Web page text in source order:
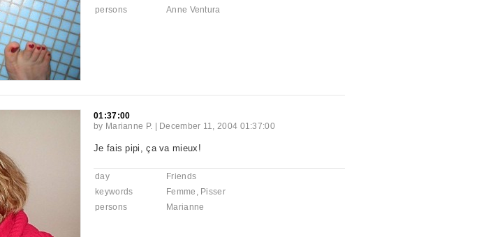
persons
Anne Ventura
01:37:00
by Marianne P. December 11, 2004 01:37:00
Je fais pipi, ça va mieux!
day
Friends
keywords
Femme , Pisser
persons
Marianne